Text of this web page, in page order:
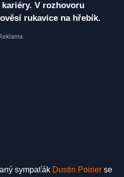
V rozhovoru
rukavice na hřebík.
sympaťák Dustin Poirier se